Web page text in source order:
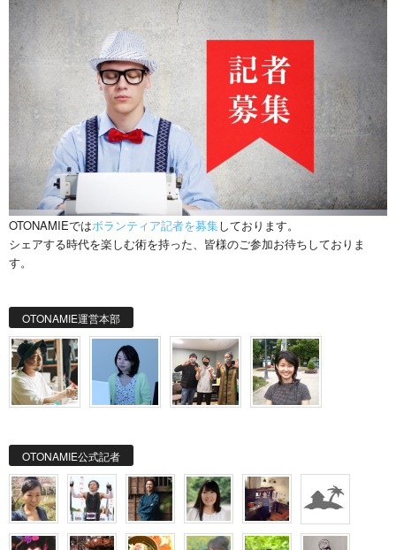
OTONAMIEではボランティア記者を募集しております。
シェアする時代を楽しむ術を持った、皆様のご参加お待ちしておりま
す。
OTONAMIE運営本部
OTONAMIE公式記者